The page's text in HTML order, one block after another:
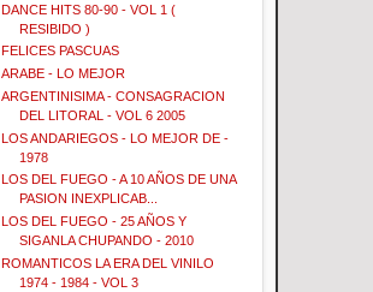
DANCE HITS 80-90 - VOL 1 (
RESIBIDO )
FELICES PASCUAS
ARABE - LO MEJOR
ARGENTINISIMA - CONSAGRACION
DEL LITORAL - VOL 6 2005
LOS ANDARIEGOS - LO MEJOR DE -
1978
LOS DEL FUEGO - A 10 AÑOS DE UNA
PASION INEXPLICAB...
LOS DEL FUEGO - 25 AÑOS Y
SIGANLA CHUPANDO - 2010
ROMANTICOS LA ERA DEL VINILO
1974 - 1984 - VOL 3